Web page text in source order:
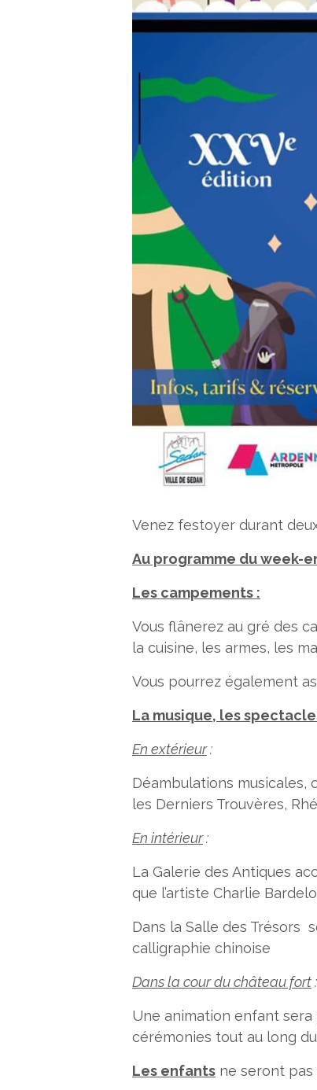
Venez festoyer durant
Au programme du week-
Les campements :
Vous flânerez au gré des
la cuisine, les armes, les
Vous pourrez également
La musique, les
En extérieur:
Déambulations musicales,
les Derniers Trouvères,
En intérieur:
La Galerie des Antiques
que l’artiste Charlie
Dans la Salle des Trésors
calligraphie chinoise
Dans la cour du château fort:
Une animation enfant sera
cérémonies tout au long
Les enfants ne seront